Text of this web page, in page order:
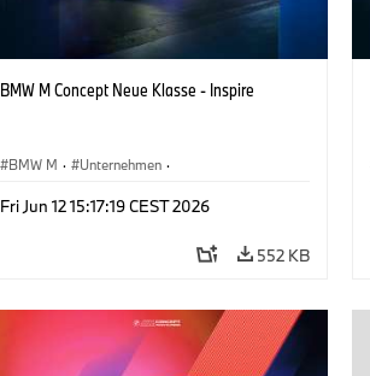
BMW M Concept Neue Klasse - Inspire
BMW M · Unternehmen ·
Fri Jun 12 15:17:19 CEST 2026
552 KB